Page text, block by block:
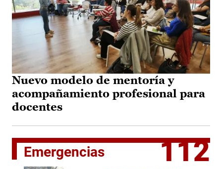
Nuevo modelo de mentoría y
acompañamiento profesional para
docentes
Emergencias 112